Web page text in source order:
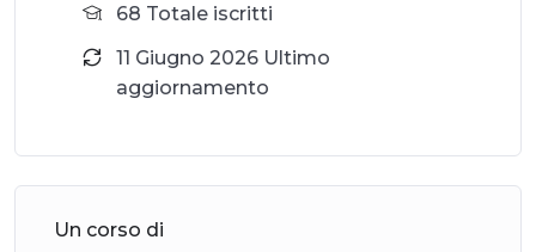
68 Totale iscritti
11 Giugno 2026 Ultimo
aggiornamento
Un corso di